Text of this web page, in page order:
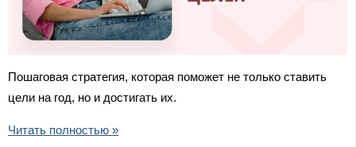
Пошаговая стратегия, которая поможет не только ставить
цели на год, но и достигать их.
Читать полностью »